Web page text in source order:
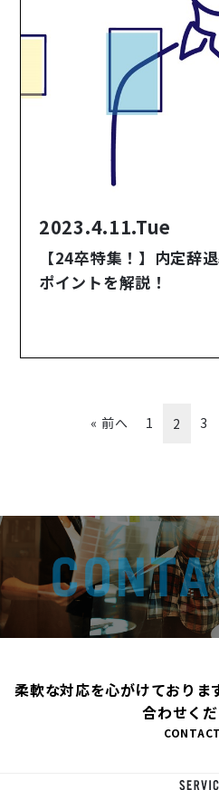
2023.4.11.Tue
【24卒特集！】内定辞
ポイントを解説！
« 前へ 1 2 3
柔軟な対応を心がけておりま
合わせくだ